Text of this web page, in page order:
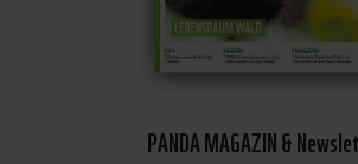
PANDA MAGAZIN &